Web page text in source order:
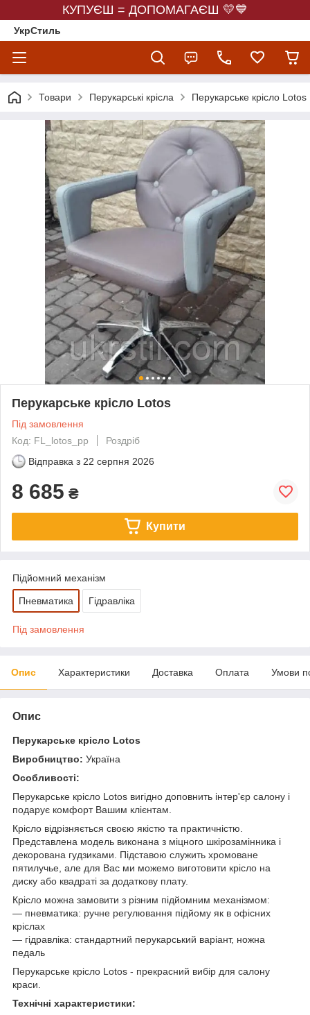
КУПУЄШ = ДОПОМАГАЄШ 💛💙
УкрСтиль
Товари Перукарські крісла Перукарське крісло Lotos
Перукарське крісло Lotos
Під замовлення
Код: FL_lotos_pp
Роздріб
Відправка з 22 серпня 2026
8 685 ₴
Купити
Підйомний механізм
Пневматика Гідравліка
Під замовлення
Опис Характеристики Доставка Оплата Умови
Опис
Перукарське крісло Lotos
Виробництво: Україна
Особливості:
Перукарське крісло Lotos вигідно доповнить інтер'єр салону і
подарує комфорт Вашим клієнтам.
Крісло відрізняється своєю якістю та практичністю.
Представлена модель виконана з міцного шкірозамінника і
декорована гудзиками. Підставою служить хромоване
пятилучье, але для Вас ми можемо виготовити крісло на
диску або квадраті за додаткову плату.
Крісло можна замовити з різним підйомним механізмом:
― пневматика: ручне регулювання підйому як в офісних
кріслах
― гідравліка: стандартний перукарський варіант, ножна
педаль
Перукарське крісло Lotos - прекрасний вибір для салону
краси.
Технічні характеристики: